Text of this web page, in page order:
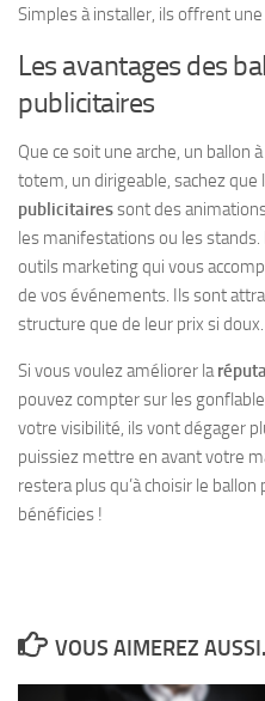
Simples à installer, ils offrent
Les avantages des
publicitaires
Que ce soit une arche, un ballon
totem, un dirigeable, sachez que
publicitairessont des
les manifestations ou les
outils marketing qui vous
de vos événements. Ils sont
structure que de leur prix si doux.
Si vous voulez améliorer la
pouvez compter sur les
votre visibilité, ils vont dégager
puissiez mettre en avant votre
restera plus qu’à choisir le
bénéficies !
VOUS AIMEREZ